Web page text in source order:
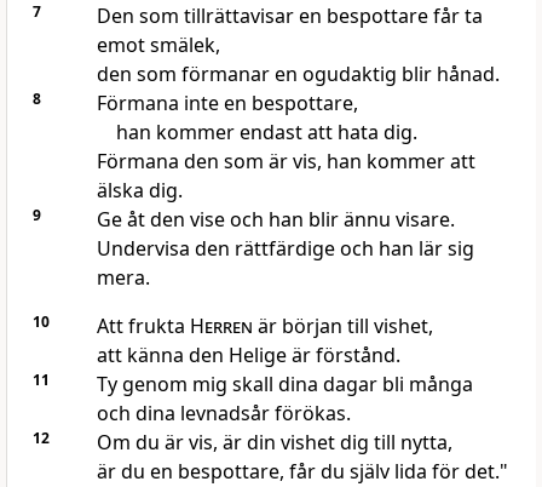
7
Den som tillrättavisar en bespottare får ta
emot smälek,
den som förmanar en ogudaktig blir hånad.
8
Förmana inte en bespottare,
han kommer endast att hata dig.
Förmana den som är vis, han kommer att
älska dig.
9
Ge åt den vise och han blir ännu visare.
Undervisa den rättfärdige och han lär sig
mera.
10 Att frukta Herren är början till vishet,
att känna den Helige är förstånd.
11
Ty genom mig skall dina dagar bli många
och dina levnadsår förökas.
12
Om du är vis, är din vishet dig till nytta,
är du en bespottare, får du själv lida för det."